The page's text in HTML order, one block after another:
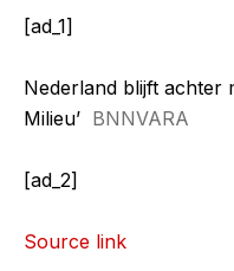
[ad_1]
Nederland blijft achter
Milieu’ BNNVARA
[ad_2]
Source link